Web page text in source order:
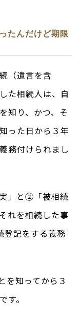
たんだけど期限
（遺言を含
た相続人は、自
知り、かつ、そ
った日から３年
務付けられまし
」と②「被相続
れを相続した事
登記をする義務
を知ってから３
。